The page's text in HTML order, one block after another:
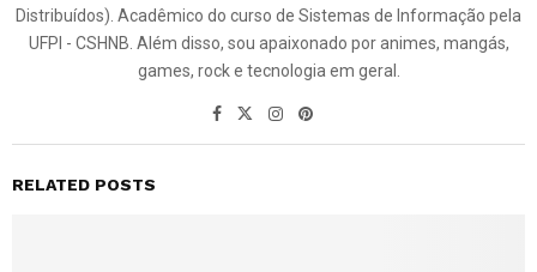
Distribuídos). Acadêmico do curso de Sistemas de Informação pela
UFPI - CSHNB. Além disso, sou apaixonado por animes, mangás,
games, rock e tecnologia em geral.
RELATED POSTS